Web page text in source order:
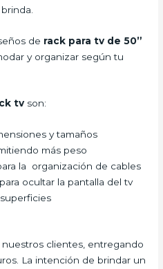
de rack para tv de 50”
y organizar según tu
tv son:
y tamaños
más peso
la organización de cables
ocultar la pantalla del tv
clientes, entregando
La intención de brindar un